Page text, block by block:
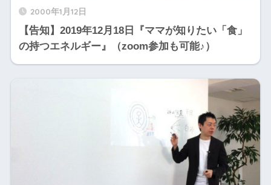
2000年1月12日
【告知】2019年12月18日『ママが知りたい「食」
の持つエネルギー』（zoom参加も可能♪）